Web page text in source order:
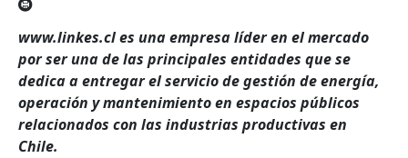
www.linkes.cl es una empresa líder en el mercado
por ser una de las principales entidades que se
dedica a entregar el servicio de gestión de energía,
operación y mantenimiento en espacios públicos
relacionados con las industrias productivas en
Chile.